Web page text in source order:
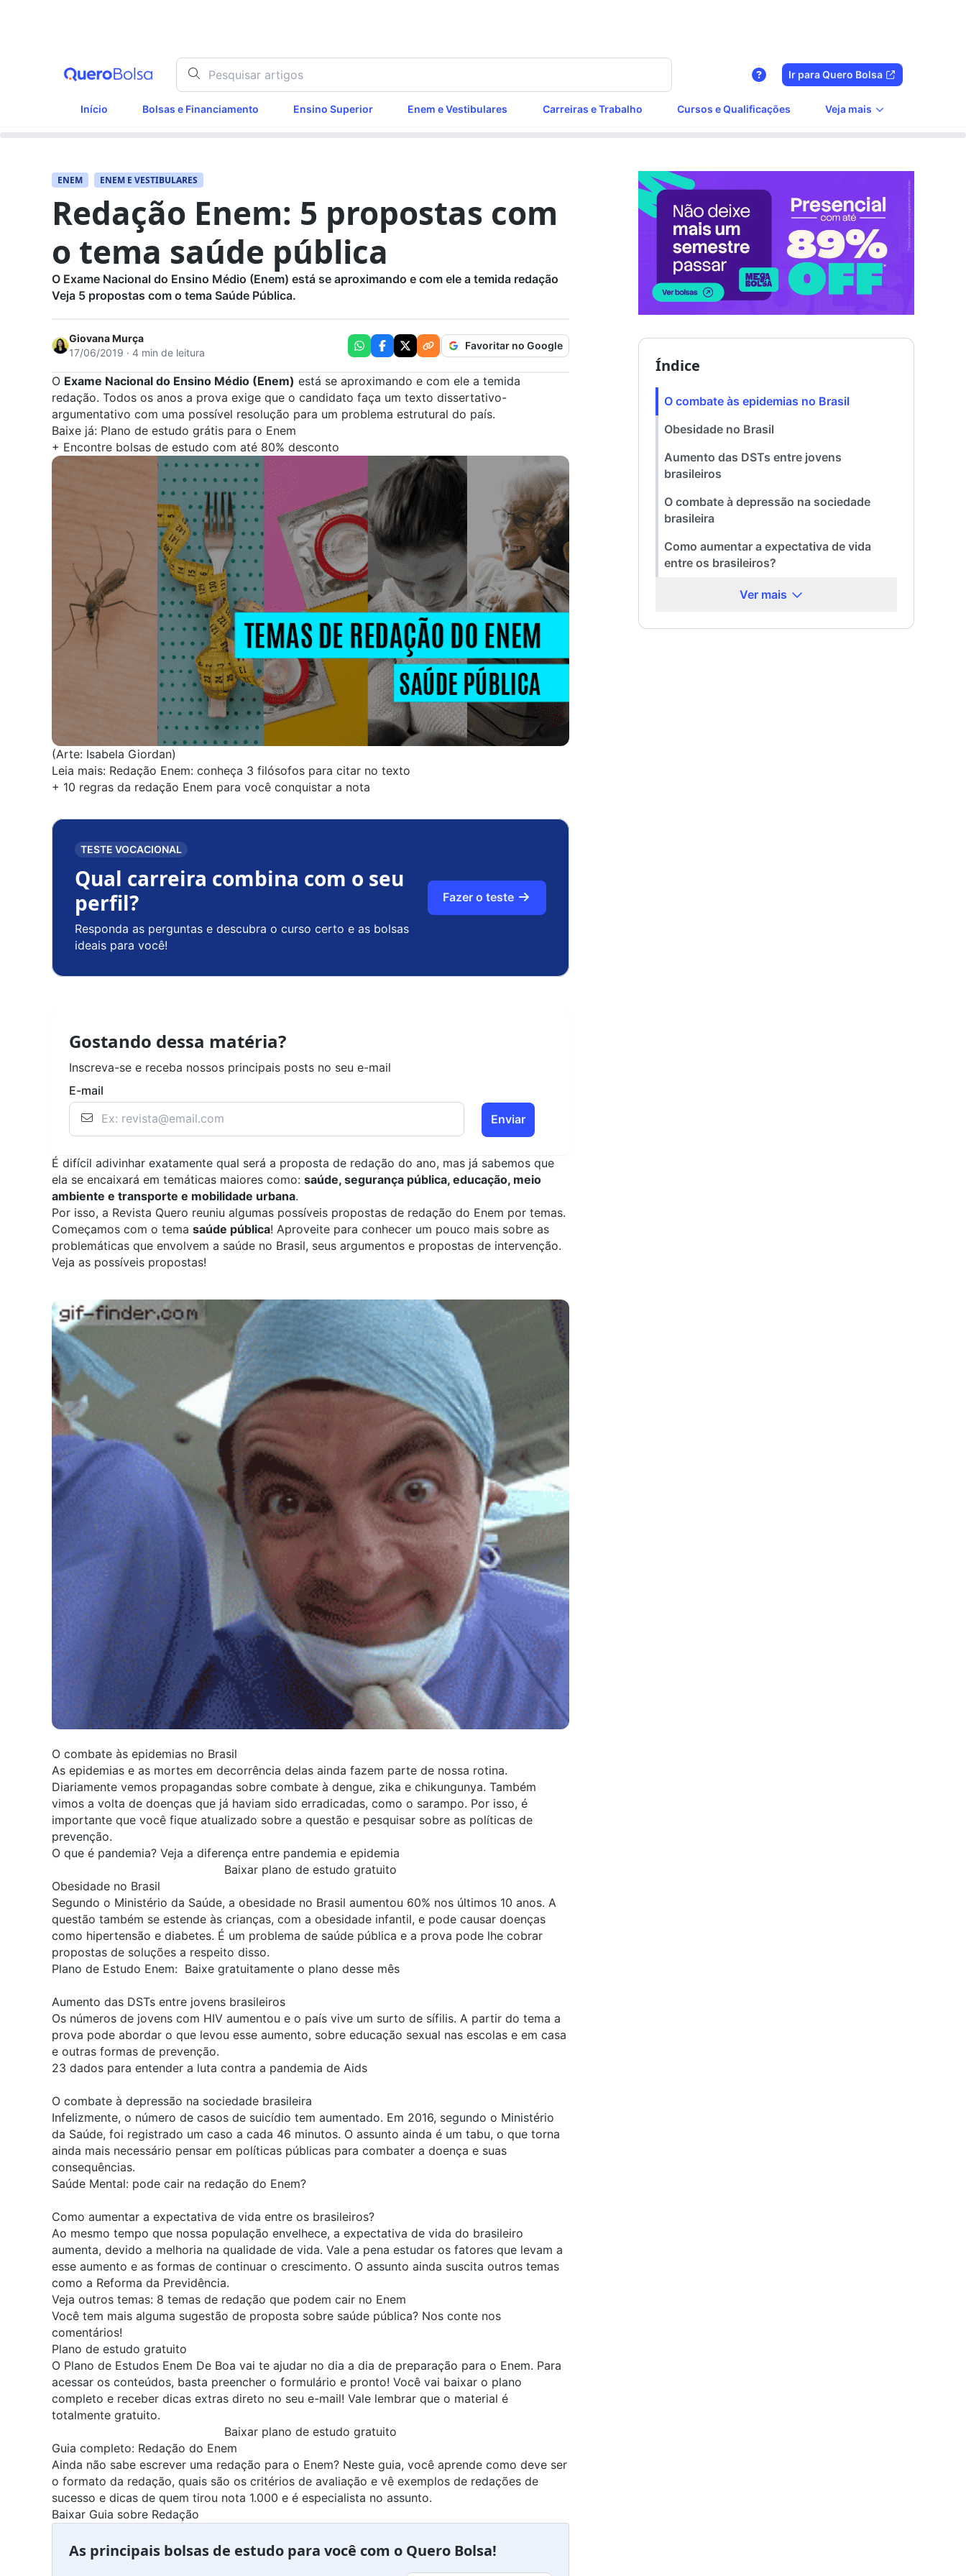
Ir para Quero Bolsa
Início Bolsas e Financiamento Ensino Superior Enem e Vestibulares Carreiras e Trabalho Cursos e Qualificações Veja mais
ENEM ENEM E VESTIBULARES
Redação Enem: 5 propostas com
o tema saúde pública
O Exame Nacional do Ensino Médio (Enem) está se aproximando e com ele a temida redação
Veja 5 propostas com o tema Saúde Pública.
Giovana Murça
17/06/2019 · 4 min de leitura
Favoritar no Google
O Exame Nacional do Ensino Médio (Enem) está se aproximando e com ele a temida
redação. Todos os anos a prova exige que o candidato faça um texto dissertativo-
argumentativo com uma possível resolução para um problema estrutural do país.
Baixe já: Plano de estudo grátis para o Enem
+ Encontre bolsas de estudo com até 80% desconto
(Arte: Isabela Giordan)
Leia mais: Redação Enem: conheça 3 filósofos para citar no texto
+ 10 regras da redação Enem para você conquistar a nota
TESTE VOCACIONAL
Qual carreira combina com o seu
perfil?
Responda as perguntas e descubra o curso certo e as bolsas
ideais para você!
Fazer o teste
Gostando dessa matéria?
Inscreva-se e receba nossos principais posts no seu e-mail
E-mail
Enviar
É difícil adivinhar exatamente qual será a proposta de redação do ano, mas já sabemos que
ela se encaixará em temáticas maiores como: saúde, segurança pública, educação, meio
ambiente e transporte e mobilidade urbana.
Por isso, a Revista Quero reuniu algumas possíveis propostas de redação do Enem por temas.
Começamos com o tema saúde pública! Aproveite para conhecer um pouco mais sobre as
problemáticas que envolvem a saúde no Brasil, seus argumentos e propostas de intervenção.
Veja as possíveis propostas!
O combate às epidemias no Brasil
As epidemias e as mortes em decorrência delas ainda fazem parte de nossa rotina.
Diariamente vemos propagandas sobre combate à dengue, zika e chikungunya. Também
vimos a volta de doenças que já haviam sido erradicadas, como o sarampo. Por isso, é
importante que você fique atualizado sobre a questão e pesquisar sobre as políticas de
prevenção.
O que é pandemia? Veja a diferença entre pandemia e epidemia
Baixar plano de estudo gratuito
Obesidade no Brasil
Segundo o Ministério da Saúde, a obesidade no Brasil aumentou 60% nos últimos 10 anos. A
questão também se estende às crianças, com a obesidade infantil, e pode causar doenças
como hipertensão e diabetes. É um problema de saúde pública e a prova pode lhe cobrar
propostas de soluções a respeito disso.
Plano de Estudo Enem: Baixe gratuitamente o plano desse mês
Aumento das DSTs entre jovens brasileiros
Os números de jovens com HIV aumentou e o país vive um surto de sífilis. A partir do tema a
prova pode abordar o que levou esse aumento, sobre educação sexual nas escolas e em casa
e outras formas de prevenção.
23 dados para entender a luta contra a pandemia de Aids
O combate à depressão na sociedade brasileira
Infelizmente, o número de casos de suicídio tem aumentado. Em 2016, segundo o Ministério
da Saúde, foi registrado um caso a cada 46 minutos. O assunto ainda é um tabu, o que torna
ainda mais necessário pensar em políticas públicas para combater a doença e suas
consequências.
Saúde Mental: pode cair na redação do Enem?
Como aumentar a expectativa de vida entre os brasileiros?
Ao mesmo tempo que nossa população envelhece, a expectativa de vida do brasileiro
aumenta, devido a melhoria na qualidade de vida. Vale a pena estudar os fatores que levam a
esse aumento e as formas de continuar o crescimento. O assunto ainda suscita outros temas
como a Reforma da Previdência.
Veja outros temas: 8 temas de redação que podem cair no Enem
Você tem mais alguma sugestão de proposta sobre saúde pública? Nos conte nos
comentários!
Plano de estudo gratuito
O Plano de Estudos Enem De Boa vai te ajudar no dia a dia de preparação para o Enem. Para
acessar os conteúdos, basta preencher o formulário e pronto! Você vai baixar o plano
completo e receber dicas extras direto no seu e-mail! Vale lembrar que o material é
totalmente gratuito.
Baixar plano de estudo gratuito
Guia completo: Redação do Enem
Ainda não sabe escrever uma redação para o Enem? Neste guia, você aprende como deve ser
o formato da redação, quais são os critérios de avaliação e vê exemplos de redações de
sucesso e dicas de quem tirou nota 1.000 e é especialista no assunto.
Baixar Guia sobre Redação
As principais bolsas de estudo para você com o Quero Bolsa!
Índice
O combate às epidemias no Brasil
Obesidade no Brasil
Aumento das DSTs entre jovens
brasileiros
O combate à depressão na sociedade
brasileira
Como aumentar a expectativa de vida
entre os brasileiros?
Ver mais